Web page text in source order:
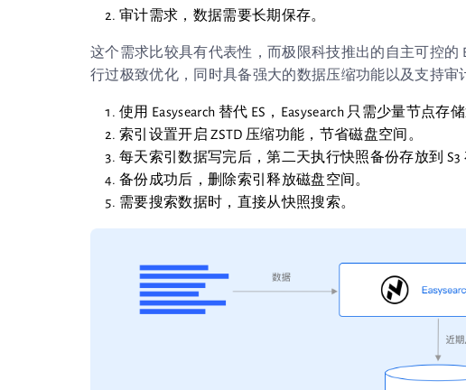
审计需求，数据需要长期保存。
这个需求比较具有代表性，而极限科技推出的自主可控的
行过极致优化，同时具备强大的数据压缩功能以及支持审
使用 Easysearch 替代 ES，Easysearch 只需少量节点存
索引设置开启 ZSTD 压缩功能，节省磁盘空间。
每天索引数据写完后，第二天执行快照备份存放到 S3
备份成功后，删除索引释放磁盘空间。
需要搜索数据时，直接从快照搜索。